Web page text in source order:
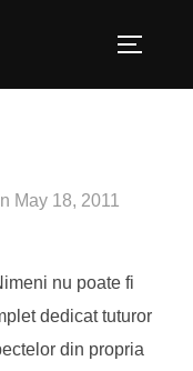
Posted
May 18, 2011
nu poate fi
dedicat tuturor
din propria